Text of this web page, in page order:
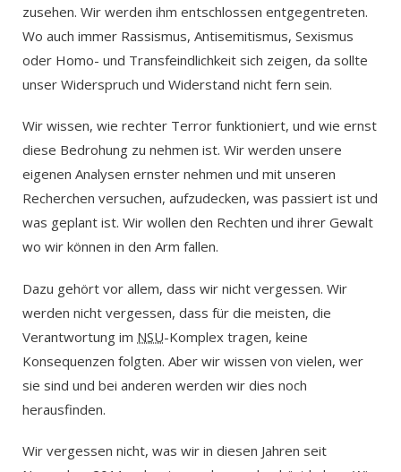
zusehen. Wir werden ihm entschlossen entgegentreten.
Wo auch immer Rassismus, Antisemitismus, Sexismus
oder Homo- und Transfeindlichkeit sich zeigen, da sollte
unser Widerspruch und Widerstand nicht fern sein.
Wir wissen, wie rechter Terror funktioniert, und wie ernst
diese Bedrohung zu nehmen ist. Wir werden unsere
eigenen Analysen ernster nehmen und mit unseren
Recherchen versuchen, aufzudecken, was passiert ist und
was geplant ist. Wir wollen den Rechten und ihrer Gewalt
wo wir können in den Arm fallen.
Dazu gehört vor allem, dass wir nicht vergessen. Wir
werden nicht vergessen, dass für die meisten, die
Verantwortung im NSU-Komplex tragen, keine
Konsequenzen folgten. Aber wir wissen von vielen, wer
sie sind und bei anderen werden wir dies noch
herausfinden.
Wir vergessen nicht, was wir in diesen Jahren seit